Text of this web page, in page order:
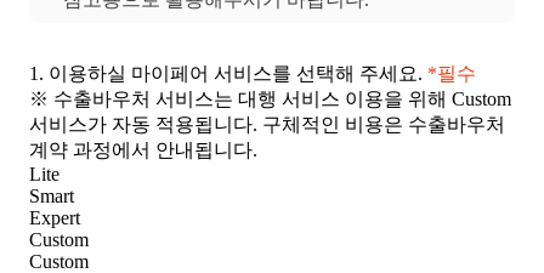
1. 이용하실 마이페어 서비스를 선택해 주세요. *필수
※ 수출바우처 서비스는 대행 서비스 이용을 위해 Custom
서비스가 자동 적용됩니다. 구체적인 비용은 수출바우처
계약 과정에서 안내됩니다.
Lite
Smart
Expert
Custom
Custom